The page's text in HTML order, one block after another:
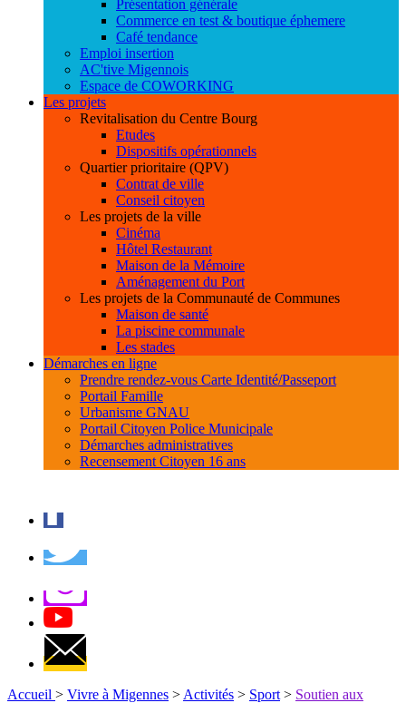
Présentation générale
Commerce en test & boutique éphemere
Café tendance
Emploi insertion
AC'tive Migennois
Espace de COWORKING
Les projets
Revitalisation du Centre Bourg
Etudes
Dispositifs opérationnels
Quartier prioritaire (QPV)
Contrat de ville
Conseil citoyen
Les projets de la ville
Cinéma
Hôtel Restaurant
Maison de la Mémoire
Aménagement du Port
Les projets de la Communauté de Communes
Maison de santé
La piscine communale
Les stades
Démarches en ligne
Prendre rendez-vous Carte Identité/Passeport
Portail Famille
Urbanisme GNAU
Portail Citoyen Police Municipale
Démarches administratives
Recensement Citoyen 16 ans
Accueil > Vivre à Migennes > Activités > Sport > Soutien aux